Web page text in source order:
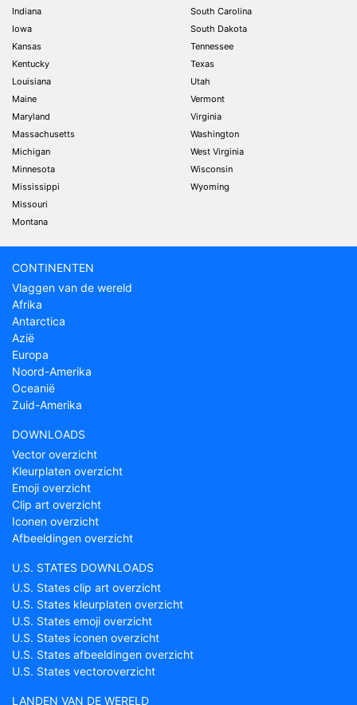
Indiana
Iowa
Kansas
Kentucky
Louisiana
Maine
Maryland
Massachusetts
Michigan
Minnesota
Mississippi
Missouri
Montana
South Carolina
South Dakota
Tennessee
Texas
Utah
Vermont
Virginia
Washington
West Virginia
Wisconsin
Wyoming
CONTINENTEN
Vlaggen van de wereld
Afrika
Antarctica
Azië
Europa
Noord-Amerika
Oceanië
Zuid-Amerika
DOWNLOADS
Vector overzicht
Kleurplaten overzicht
Emoji overzicht
Clip art overzicht
Iconen overzicht
Afbeeldingen overzicht
U.S. STATES DOWNLOADS
U.S. States clip art overzicht
U.S. States kleurplaten overzicht
U.S. States emoji overzicht
U.S. States iconen overzicht
U.S. States afbeeldingen overzicht
U.S. States vectoroverzicht
LANDEN VAN DE WERELD